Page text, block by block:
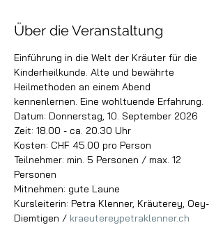
Über die Veranstaltung
Einführung in die Welt der Kräuter für die
Kinderheilkunde. Alte und bewährte
Heilmethoden an einem Abend
kennenlernen. Eine wohltuende Erfahrung.
Datum: Donnerstag, 10. September 2026
Zeit: 18.00 - ca. 20.30 Uhr
Kosten: CHF 45.00 pro Person
Teilnehmer: min. 5 Personen / max. 12
Personen
Mitnehmen: gute Laune
Kursleiterin: Petra Klenner, Kräuterey, Oey-
Diemtigen / kraeutereypetraklenner.ch